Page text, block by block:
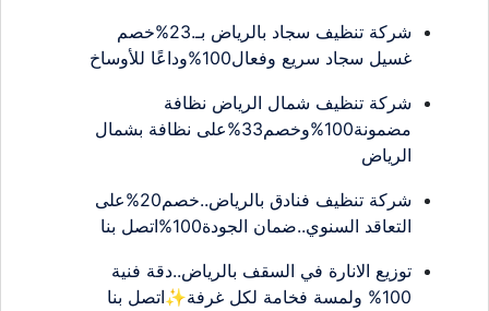
شركة تنظيف سجاد بالرياض بـ.23%خصم
غسيل سجاد سريع وفعال100%وداعًا للأوساخ
شركة تنظيف شمال الرياض نظافة
مضمونة100%وخصم33%على نظافة بشمال
الرياض
شركة تنظيف فنادق بالرياض..خصم20%على
التعاقد السنوي..ضمان الجودة100%اتصل بنا
توزيع الانارة في السقف بالرياض..دقة فنية
100% ولمسة فخامة لكل غرفة✨اتصل بنا